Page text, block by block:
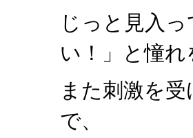
じっと見入
い！」と憧れ
また刺激を
で、